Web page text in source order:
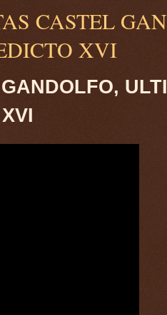
CASTEL
XVI